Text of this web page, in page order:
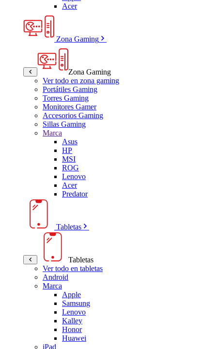
Acer
Zona Gaming
Zona Gaming
Ver todo en zona gaming
Portátiles Gaming
Torres Gaming
Monitores Gamer
Accesorios Gaming
Sillas Gaming
Marca
Asus
HP
MSI
ROG
Lenovo
Acer
Predator
Tabletas
Tabletas
Ver todo en tabletas
Android
Marca
Apple
Samsung
Lenovo
Kalley
Honor
Huawei
iPad